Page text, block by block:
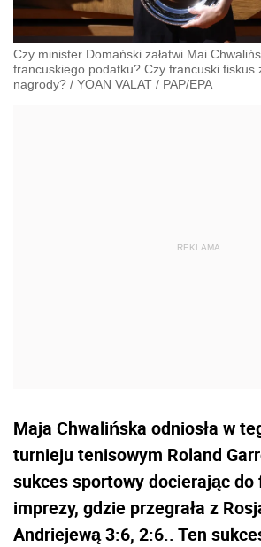
Czy minister Domański załatwi Mai
francuskiego podatku? Czy francuski fiskus
nagrody? / YOAN VALAT / PAP/EPA
Maja Chwalińska odniosła w
turnieju tenisowym Roland
sukces sportowy docierając do
imprezy, gdzie przegrała z
Andriejewą 3:6, 2:6.. Ten